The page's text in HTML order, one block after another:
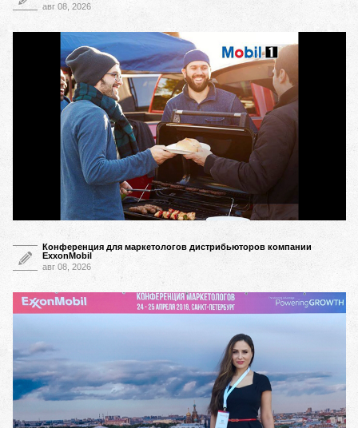
авг 08, 2026
Конференция для маркетологов дистрибьюторов компании
ExxonMobil
авг 08, 2026